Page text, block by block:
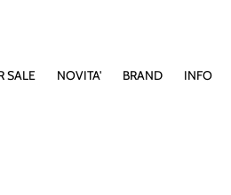
SALE NOVITA' BRAND INFO